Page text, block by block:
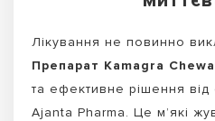
Лікування не повинно
Препарат Kamagra
та ефективне рішення від
Ajanta Pharma. Це м’які